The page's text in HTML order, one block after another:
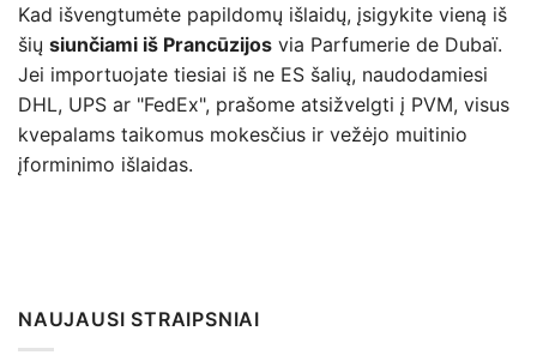
Kad išvengtumėte papildomų išlaidų, įsigykite vieną iš
šių siunčiami iš Prancūzijos via Parfumerie de Dubaï.
Jei importuojate tiesiai iš ne ES šalių, naudodamiesi
DHL, UPS ar "FedEx", prašome atsižvelgti į PVM, visus
kvepalams taikomus mokesčius ir vežėjo muitinio
įforminimo išlaidas.
NAUJAUSI STRAIPSNIAI